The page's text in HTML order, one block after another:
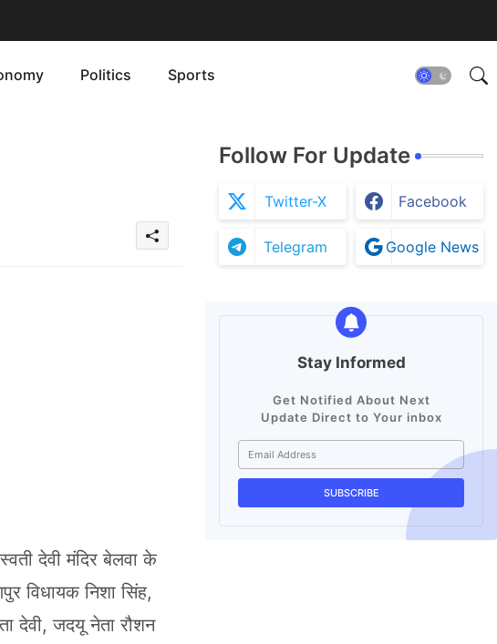
Politics Sports
देवी मंदिर बेलवा के
विधायक निशा सिंह,
देवी, जदयू नेता रौशन
Follow For Update
Twitter-X Facebook
Telegram Google News
Stay Informed
Get Notified About Next
Update Direct to Your inbox